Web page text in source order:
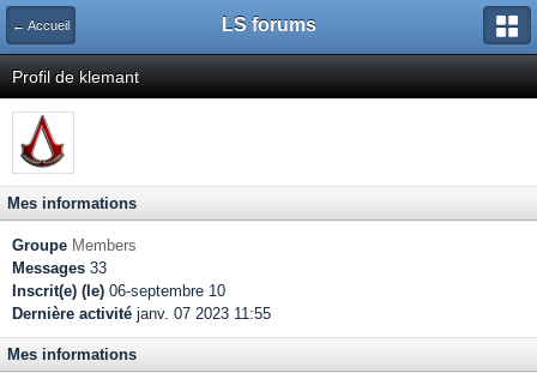
← Accueil LS forums
Profil de klemant
Mes informations
Groupe Members
Messages 33
Inscrit(e) (le) 06-septembre 10
Dernière activité janv. 07 2023 11:55
Mes informations